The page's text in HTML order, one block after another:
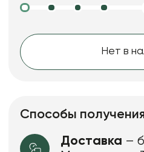
Нет в
Способы
Доставка –